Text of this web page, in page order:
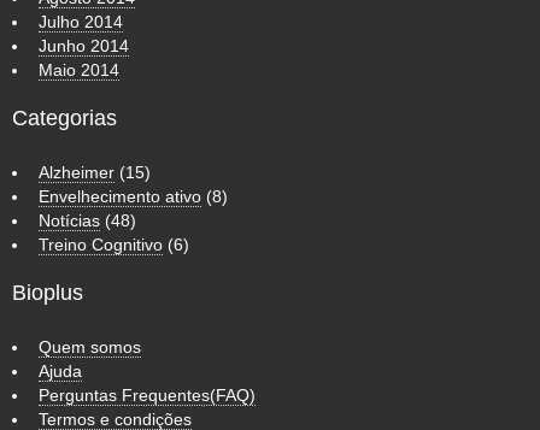
Julho 2014
Junho 2014
Maio 2014
Categorias
Alzheimer (15)
Envelhecimento ativo (8)
Notícias (48)
Treino Cognitivo (6)
Bioplus
Quem somos
Ajuda
Perguntas Frequentes(FAQ)
Termos e condições